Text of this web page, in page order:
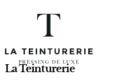
La Teinturerie